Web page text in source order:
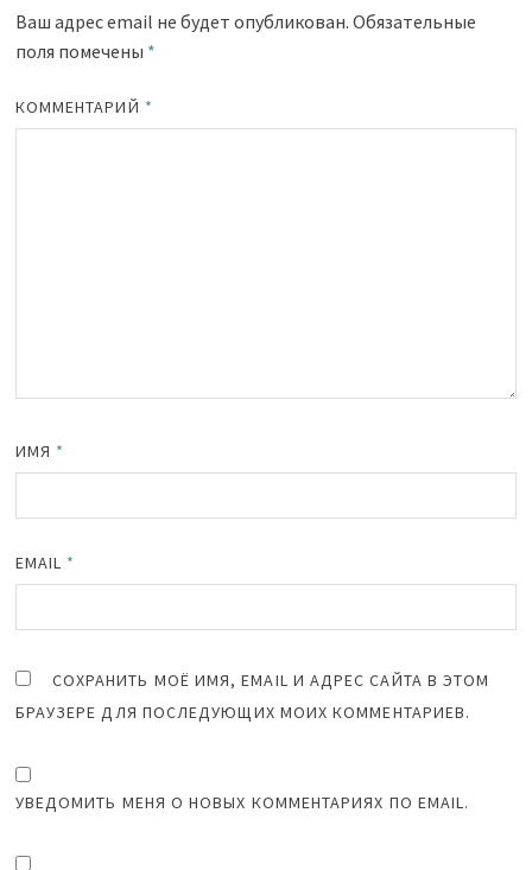
Ваш адрес email не будет опубликован. Обязательные
поля помечены *
КОММЕНТАРИЙ *
ИМЯ *
EMAIL *
СОХРАНИТЬ МОЁ ИМЯ, EMAIL И АДРЕС САЙТА В ЭТОМ
БРАУЗЕРЕ ДЛЯ ПОСЛЕДУЮЩИХ МОИХ КОММЕНТАРИЕВ.
УВЕДОМИТЬ МЕНЯ О НОВЫХ КОММЕНТАРИЯХ ПО EMAIL.